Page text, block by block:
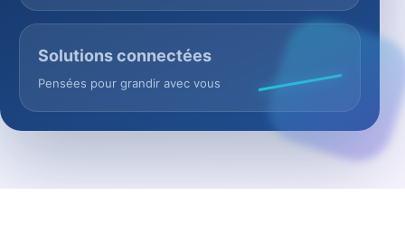
Solutions connectées
Pensées pour grandir avec vous